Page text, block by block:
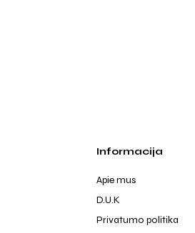
Informacija
Apie mus
D.U.K
Privatumo politika